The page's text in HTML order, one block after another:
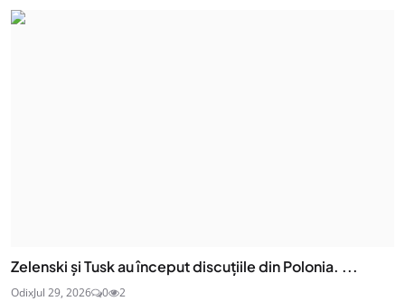
Zelenski și Tusk au început discuțiile din Polonia. ...
OdixJul 29, 2026 0 2